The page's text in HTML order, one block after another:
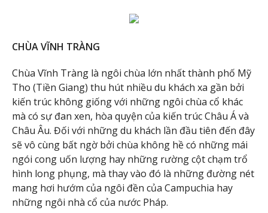
CHÙA VĨNH TRÀNG
Chùa Vĩnh Tràng là ngôi chùa lớn nhất thành phố Mỹ
Tho (Tiền Giang) thu hút nhiều du khách xa gần bởi
kiến trúc không giống với những ngôi chùa cổ khác
mà có sự đan xen, hòa quyện của kiến trúc Châu Á và
Châu Âu. Đối với những du khách lần đầu tiên đến đây
sẽ vô cùng bất ngờ bởi chùa không hề có những mái
ngói cong uốn lượng hay những rường cột chạm trổ
hình long phụng, mà thay vào đó là những đường nét
mang hơi hướm của ngôi đền của Campuchia hay
những ngôi nhà cổ của nước Pháp.